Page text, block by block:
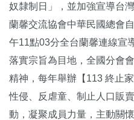
奴隸制日」，並加強宣導台
蘭馨交流協會中華民國總會
午11點03分全台蘭馨連線宣
落實宗旨為目地，全國分會
精神，每年舉辦【113 終止
性侵、反虐童、制止人口販
動，凝聚成員力量，主動關